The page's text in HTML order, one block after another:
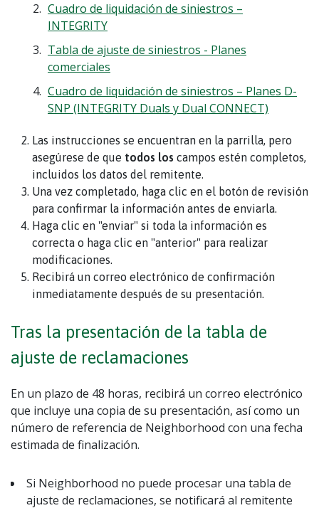
Cuadro de liquidación de siniestros –
INTEGRITY
Tabla de ajuste de siniestros - Planes
comerciales
Cuadro de liquidación de siniestros – Planes D-
SNP (INTEGRITY Duals y Dual CONNECT)
Las instrucciones se encuentran en la parrilla, pero
asegúrese de que todos los campos estén completos,
incluidos los datos del remitente.
Una vez completado, haga clic en el botón de revisión
para confirmar la información antes de enviarla.
Haga clic en "enviar" si toda la información es
correcta o haga clic en "anterior" para realizar
modificaciones.
Recibirá un correo electrónico de confirmación
inmediatamente después de su presentación.
Tras la presentación de la tabla de
ajuste de reclamaciones
En un plazo de 48 horas, recibirá un correo electrónico
que incluye una copia de su presentación, así como un
número de referencia de Neighborhood con una fecha
estimada de finalización.
Si Neighborhood no puede procesar una tabla de
ajuste de reclamaciones, se notificará al remitente